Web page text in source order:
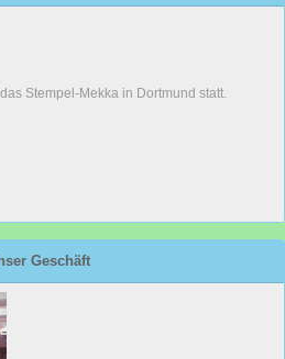
Stempel-Mekka in Dortmund statt.
Geschäft